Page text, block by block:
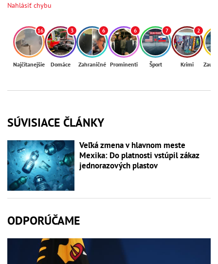
Nahlásiť chybu
16
Najčítanejšie
3
Domáce
6
Zahraničné
6
Prominenti
7
Šport
2
Krimi
SÚVISIACE ČLÁNKY
Veľká zmena v hlavnom meste
Mexika: Do platnosti vstúpil zákaz
jednorazových plastov
ODPORÚČAME